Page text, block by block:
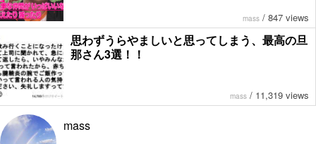
mass / 847 views
思わずうらやましいと思ってしまう、最高の旦
那さん3選！！
mass / 11,319 views
mass